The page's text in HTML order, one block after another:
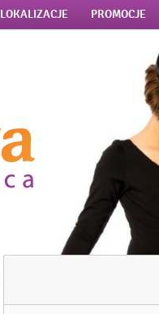
LOKALIZACJE PROMOCJE